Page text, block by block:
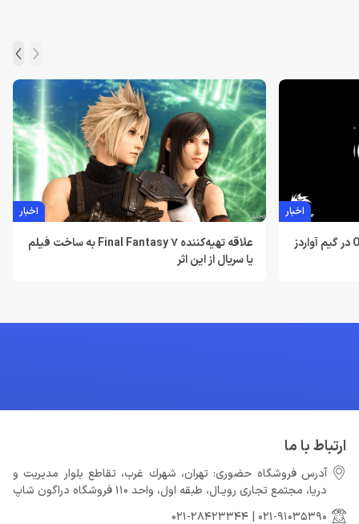
اخبار
بازی جدید استودیو کوجیما با نام OD در گیم آواردز
اخبار
علاقه تهیه‌کننده Final Fantasy 7 به ساخت فیلم
یا سریال از این اثر
ارتباط با ما
آدرس فروشگاه حضوری: تهران، شهرك غرب، تقاطع بلوار مدیریت و
دريا، مجتمع تجارى رويـال، طبقه اول، واحد 110 فروشگاه دراگون شاپ
021-91035390
|
021-28423344